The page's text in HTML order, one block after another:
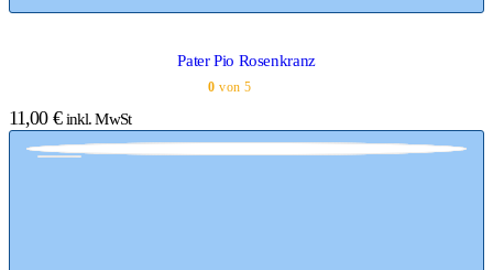
Pater Pio Rosenkranz
0 von 5
11,00 € inkl. MwSt